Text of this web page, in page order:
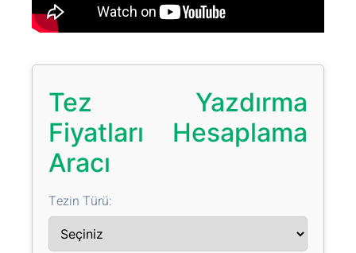
Tez Yazdırma
Fiyatları Hesaplama
Aracı
Tezin Türü: